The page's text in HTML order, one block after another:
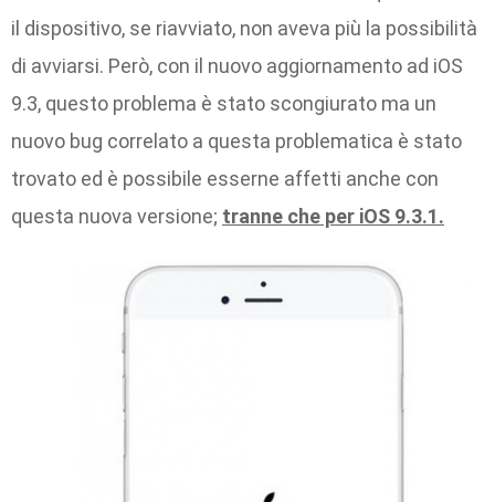
il dispositivo, se riavviato, non aveva più la possibilità
di avviarsi. Però, con il nuovo aggiornamento ad iOS
9.3, questo problema è stato scongiurato ma un
nuovo bug correlato a questa problematica è stato
trovato ed è possibile esserne affetti anche con
questa nuova versione; tranne che per iOS 9.3.1.